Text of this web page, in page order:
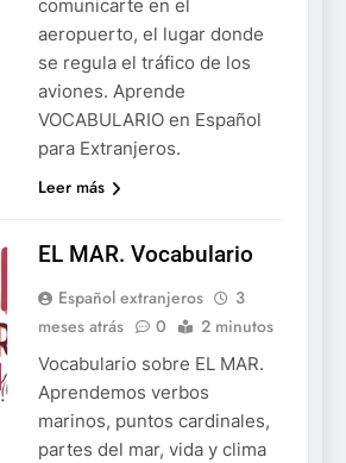
comunicarte en el
aeropuerto, el lugar donde
se regula el tráfico de los
aviones. Aprende
VOCABULARIO en Español
para Extranjeros.
Leer más
EL MAR. Vocabulario
Español extranjeros
3
meses atrás
0 2 minutos
Vocabulario sobre EL MAR.
Aprendemos verbos
marinos, puntos cardinales,
partes del mar, vida y clima